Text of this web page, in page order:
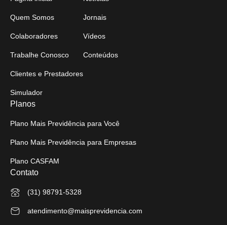
Quem Somos
Colaboradores
Trabalhe Conosco
Clientes e Prestadores
Simulador
Jornais
Vídeos
Conteúdos
Planos
Plano Mais Previdência para Você
Plano Mais Previdência para Empresas
Plano CASFAM
Contato
(31) 98791-5328
atendimento@maisprevidencia.com